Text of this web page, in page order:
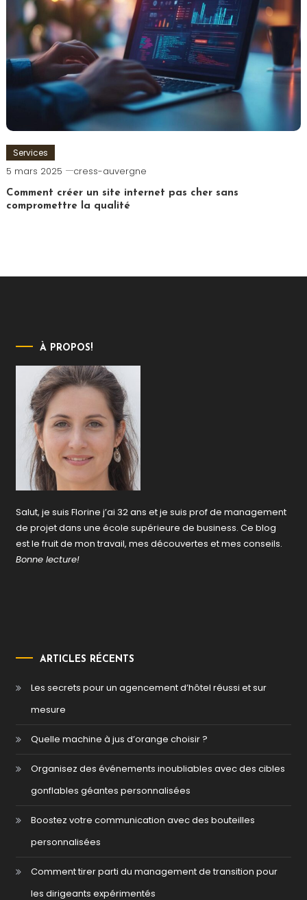
Services
5 mars 2025 cress-auvergne
Comment créer un site internet pas cher sans
compromettre la qualité
À PROPOS!
Salut, je suis Florine j’ai 32 ans et je suis prof de management
de projet dans une école supérieure de business. Ce blog
est le fruit de mon travail, mes découvertes et mes conseils.
Bonne lecture!
ARTICLES RÉCENTS
Les secrets pour un agencement d’hôtel réussi et sur
mesure
Quelle machine à jus d’orange choisir ?
Organisez des événements inoubliables avec des cibles
gonflables géantes personnalisées
Boostez votre communication avec des bouteilles
personnalisées
Comment tirer parti du management de transition pour
les dirigeants expérimentés